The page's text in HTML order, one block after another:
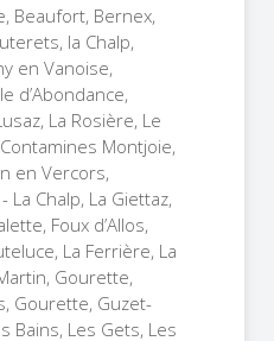
Beaufort, Bernex,
la Chalp,
en Vanoise,
d’Abondance,
La Rosière, Le
Montjoie,
en Vercors,
La Chalp, La Giettaz,
Foux d’Allos,
La Ferrière, La
Gourette,
Gourette, Guzet-
Bains, Les Gets, Les